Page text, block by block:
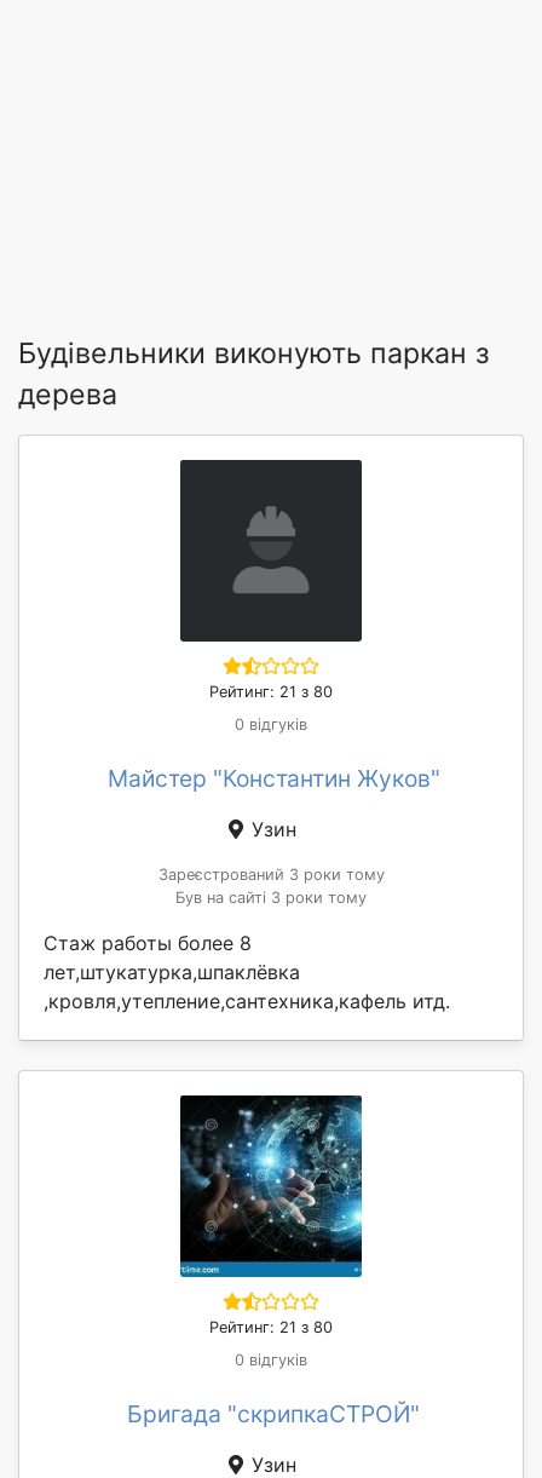
Будівельники виконують паркан з
дерева
Рейтинг: 21 з 80
0 відгуків
Майстер "Константин Жуков"
Узин
Зареєстрований 3 роки тому
Був на сайті 3 роки тому
Стаж работы более 8
лет,штукатурка,шпаклёвка
,кровля,утепление,сантехника,кафель итд.
Рейтинг: 21 з 80
0 відгуків
Бригада "скрипкаСТРОЙ"
Узин